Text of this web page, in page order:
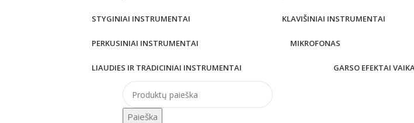
STYGINIAI INSTRUMENTAI KLAVIŠINIAI INSTRUMENTAI
PERKUSINIAI INSTRUMENTAI MIKROFONAS
LIAUDIES IR TRADICINIAI INSTRUMENTAI GARSO EFEKTAI
Paieška